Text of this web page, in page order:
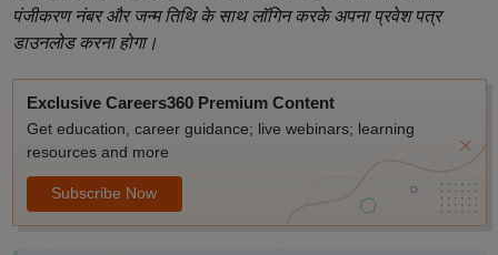
पंजीकरण नंबर और जन्म तिथि के साथ लॉगिन करके अपना प्रवेश पत्र
डाउनलोड करना होगा।
Exclusive Careers360 Premium Content
Get education, career guidance; live webinars; learning
resources and more
Subscribe Now